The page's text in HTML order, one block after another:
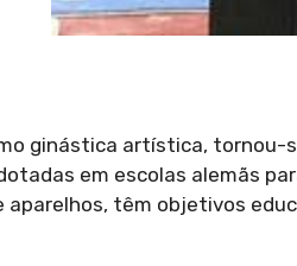
ginástica artística, tornou-
em escolas alemãs
aparelhos, têm objetivos